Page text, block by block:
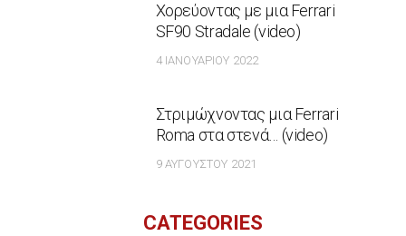
Χορεύοντας με μια Ferrari
SF90 Stradale (video)
4 ΙΑΝΟΥΑΡΊΟΥ 2022
Στριμώχνοντας μια Ferrari
Roma στα στενά… (video)
9 ΑΥΓΟΎΣΤΟΥ 2021
CATEGORIES